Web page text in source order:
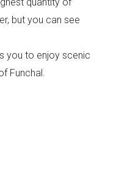
but you can see
you to enjoy scenic
Funchal.